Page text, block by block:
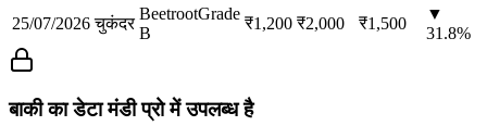
25/07/2026 चुकंदर
BeetrootGrade
B
₹1,200 ₹2,000 ₹1,500
▼
31.8%
बाकी का डेटा मंडी प्रो में उपलब्ध है